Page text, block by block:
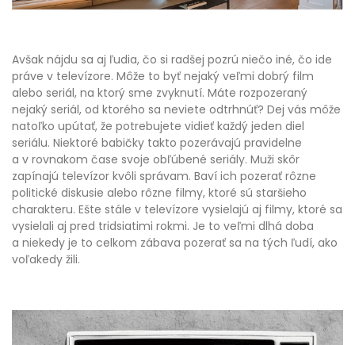
Avšak nájdu sa aj ľudia, čo si radšej pozrú niečo iné, čo ide
práve v televízore. Môže to byť nejaký veľmi dobrý film
alebo seriál, na ktorý sme zvyknutí. Máte rozpozeraný
nejaký seriál, od ktorého sa neviete odtrhnúť? Dej vás môže
natoľko upútať, že potrebujete vidieť každý jeden diel
seriálu. Niektoré babičky takto pozerávajú pravidelne
a v rovnakom čase svoje obľúbené seriály. Muži skôr
zapínajú televízor kvôli správam. Baví ich pozerať rôzne
politické diskusie alebo rôzne filmy, ktoré sú staršieho
charakteru. Ešte stále v televízore vysielajú aj filmy, ktoré sa
vysielali aj pred tridsiatimi rokmi. Je to veľmi dlhá doba
a niekedy je to celkom zábava pozerať sa na tých ľudí, ako
voľakedy žili.